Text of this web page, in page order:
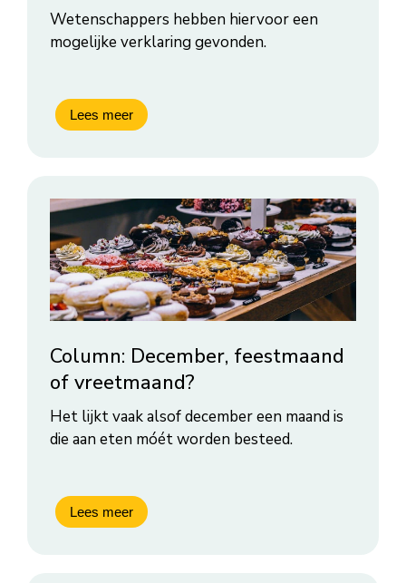
Wetenschappers hebben hiervoor een
mogelijke verklaring gevonden.
Column: December, feestmaand
of vreetmaand?
Het lijkt vaak alsof december een maand is
die aan eten móét worden besteed.